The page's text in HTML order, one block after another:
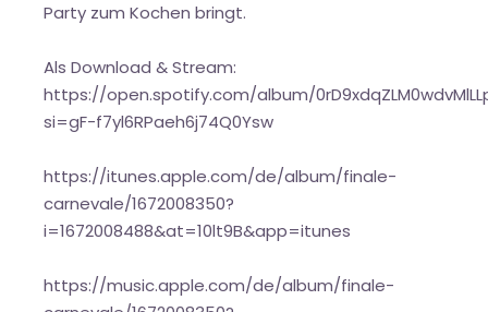
Party zum Kochen bringt.
Als Download & Stream:
https://open.spotify.com/album/
si=gF-f7yl6RPaeh6j74Q0Ysw
https://itunes.apple.com/de/album/finale-
carnevale/1672008350?
i=1672008488&at=10lt9B&app=itunes
https://music.apple.com/de/album/finale-